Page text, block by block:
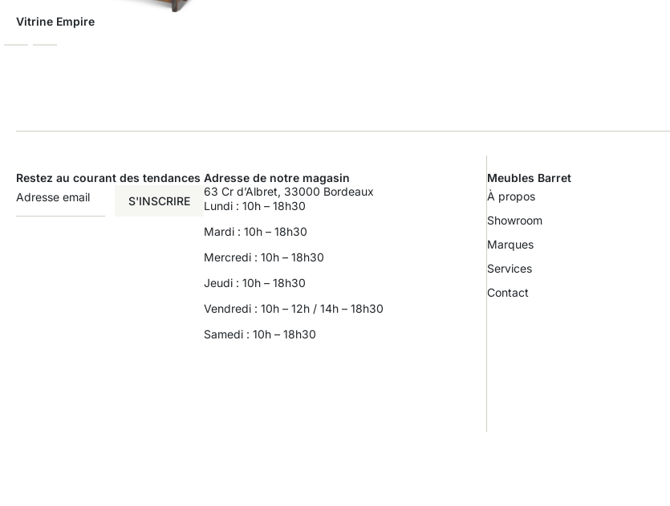
Vitrine Empire
Restez au courant des tendances
S'INSCRIRE
Adresse de notre magasin
63 Cr d’Albret, 33000 Bordeaux
Lundi : 10h – 18h30
Mardi : 10h – 18h30
Mercredi : 10h – 18h30
Jeudi : 10h – 18h30
Vendredi : 10h – 12h / 14h – 18h30
Samedi : 10h – 18h30
Meubles Barret
À propos
Showroom
Marques
Services
Contact